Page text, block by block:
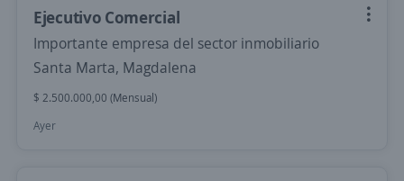
Ejecutivo Comercial
Importante empresa del sector inmobiliario
Santa Marta, Magdalena
$ 2.500.000,00 (Mensual)
Ayer